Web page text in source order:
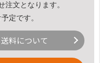
注文となります。
定です。
料について